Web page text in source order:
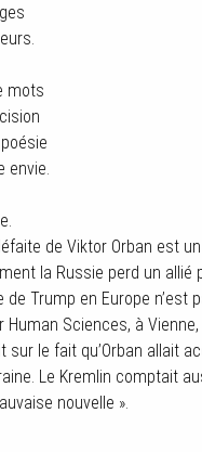
mots
envie.
de Viktor Orban est
la Russie perd un allié
de Trump en Europe
Human Sciences, à
sur le fait qu’Orban allait
Le Kremlin comptait
nouvelle ».